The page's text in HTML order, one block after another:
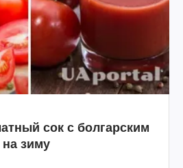
сок с болгарским
зиму